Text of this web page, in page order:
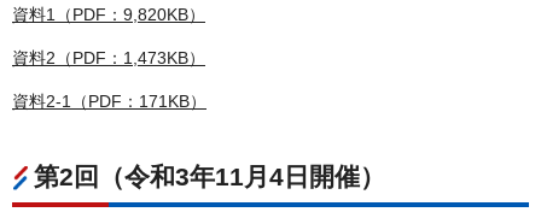
資料1（PDF：9,820KB）
資料2（PDF：1,473KB）
資料2-1（PDF：171KB）
第2回（令和3年11月4日開催）